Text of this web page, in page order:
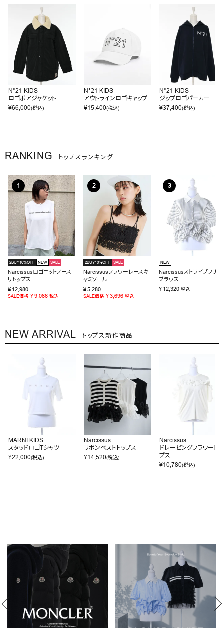
N°21 KIDS
ロゴボアジャケット
¥66,000(税込)
N°21 KIDS
アウトラインロゴキャップ
¥15,400(税込)
N°21 KIDS
ジップロゴパーカー
¥37,400(税込)
RANKING トップスランキング
2BUY10%OFF NEW SALE
Narcissusロゴニットノース
リトップス
¥ 12,980
SALE価格 ¥9,086 税込
2BUY10%OFF SALE
Narcissusフラワーレースキ
ャミソール
¥5,280
SALE価格 ¥3,696 税込
NEW
Narcissusストライプフリル
ブラウス
¥ 12,320 税込
NEW ARRIVAL トップス新作商品
MARNI KIDS
スタッドロゴTシャツ
¥22,000(税込)
Narcissus
リボンベストトップス
¥14,520(税込)
Narcissus
ドレーピングフラワートッ
プス
¥10,780(税込)